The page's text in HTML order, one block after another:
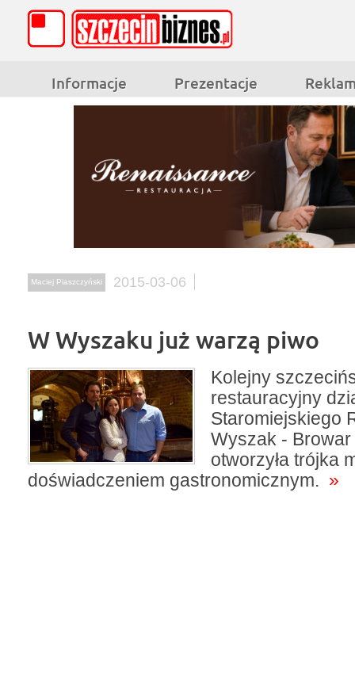
Informacje Prezentacje
Maciej Piaszczyński 2015-03-06
W Wyszaku już warzą piwo
Kolejny
restauracyjny
Staromiejskiego
Wyszak -
otworzyła trójka
doświadczeniem gastronomicznym. »